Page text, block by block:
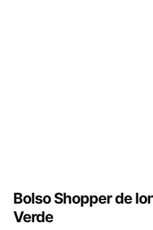
Bolso Shopper de
Verde